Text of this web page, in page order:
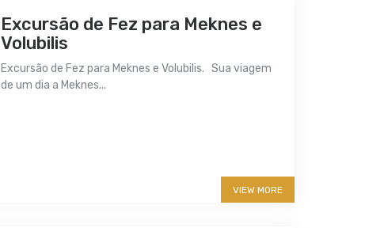
Excursão de Fez para Meknes e
Volubilis
Excursão de Fez para Meknes e Volubilis. Sua viagem
de um dia a Meknes...
VIEW MORE